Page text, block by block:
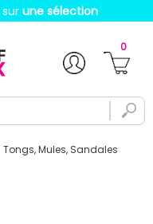
sur une sélection
0
Tongs, Mules, Sandales